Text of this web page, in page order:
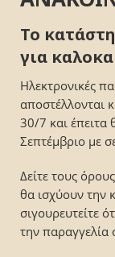
Το
για
Ηλεκτρονικές
αποστέλλονται
30/7 και έπειτα
Σεπτέμβριο με
Δείτε τους
θα ισχύουν την
σιγουρευτείτε
την παραγγελία